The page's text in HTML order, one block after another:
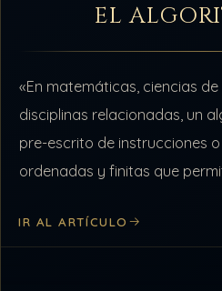
EL
«En matemáticas, ciencias
disciplinas relacionadas, un
pre-escrito de instrucciones
ordenadas y finitas que
IR AL ARTÍCULO